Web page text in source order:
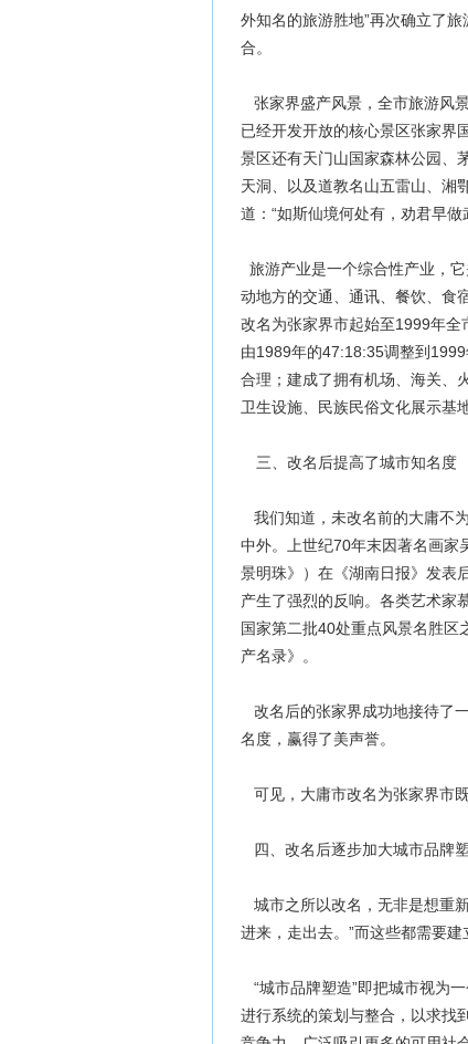
外知名的旅游胜地”再次确立了
合。
张家界盛产风景，全市旅游风
已经开发开放的核心景区张家界
景区还有天门山国家森林公园、
天洞、以及道教名山五雷山、湘
道：“如斯仙境何处有，劝君早做
旅游产业是一个综合性产业，
动地方的交通、通讯、餐饮、食
改名为张家界市起始至1999年
由1989年的47:18:35调整到
合理；建成了拥有机场、海关、
卫生设施、民族民俗文化展示基
三、改名后提高了城市知名度
我们知道，未改名前的大庸不
中外。上世纪70年末因著名画家
景明珠》）在《湖南日报》发表
产生了强烈的反响。各类艺术
国家第二批40处重点风景名胜
产名录》。
改名后的张家界成功地接待了
名度，赢得了美声誉。
可见，大庸市改名为张家界市
四、改名后逐步加大城市品牌
城市之所以改名，无非是想重
进来，走出去。”而这些都需要建
“城市品牌塑造”即把城市视为
进行系统的策划与整合，以求找